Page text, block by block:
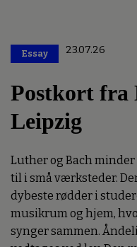
Essay 23.07.26
Postkort fra
Leipzig
Luther og Bach
til i små værksteder.
dybeste rødder i
musikrum og hjem,
synger sammen.